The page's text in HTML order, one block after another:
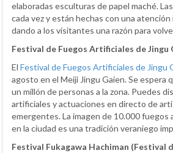
elaboradas esculturas de papel maché.
cada vez y están hechas con una
dando a los visitantes una razón para
Festival de Fuegos Artificiales de Jingu
El Festival de Fuegos Artificiales de Jingu
agosto en el Meiji Jingu Gaien. Se espera
un millón de personas a la zona. Puedes
artificiales y actuaciones en directo de
emergentes. La imagen de 10.000 fuegos
en la ciudad es una tradición veraniego
Festival Fukagawa Hachiman (Festival